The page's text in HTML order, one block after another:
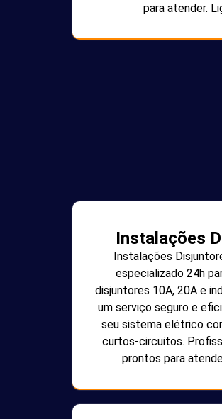
para atender.
Instalações
Instalações
especializado 24h
disjuntores 10A, 20A e
um serviço seguro e
seu sistema elétrico
curtos-circuitos.
prontos para